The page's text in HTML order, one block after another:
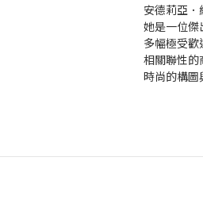
安德莉亞．
她是一位傑
多幅極受
相關聯性的
時尚的構圖